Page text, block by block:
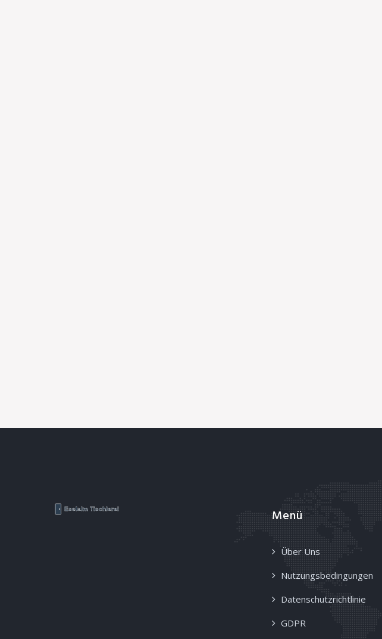
Menü
Über Uns
Nutzungsbedingungen
Datenschutzrichtlinie
GDPR